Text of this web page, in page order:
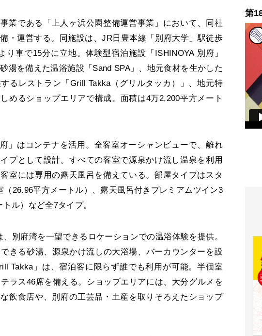
業である「上人ヶ浜公園整備運営事業」において、同社
・運営する。同施設は、JR日豊本線「別府大学」駅徒歩
り車で15分に立地。体験型宿泊施設「ISHINOYA 別府」
砂湯を備えた温浴施設「Sand SPA」、地元食材を生かした
るレストラン「Grill Takka（グリルタッカ）」、地元特
めるショップエリアで構成。面積は4万2,200平方メート
」はコンテナを活用。全客室オーシャンビューで、離れ
プとして設計。すべての客室で源泉かけ流し温泉を利用
室には専用の露天風呂を備えている。部屋タイプはスタ
（26.96平方メートル）、露天風呂付きプレミアムツイン3
ル）など全7タイプ。
別府湾を一望できるロケーションでの温浴体験を提供。
きる砂湯、源泉かけ流しの大浴場、バーカウンターを設
Takka」は、宿泊客に限らず誰でも利用が可能。半個室
ラス46席を備える。ショップエリアには、大分グルメを
飲食店や、別府の工芸品・土産を取りそろえたショップ
第